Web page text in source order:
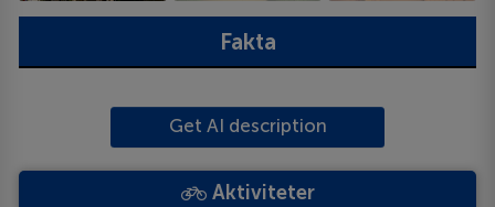
Fakta
Get AI description
Aktiviteter